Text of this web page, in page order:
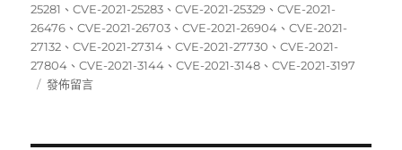
日
期:
25281 、CVE-2021-25283 、CVE-2021-25329 、CVE-2021-
26476 、CVE-2021-26703 、CVE-2021-26904 、CVE-2021-
27132 、CVE-2021-27314 、CVE-2021-27730 、CVE-2021-
27804 、CVE-2021-3144 、CVE-2021-3148 、CVE-2021-3197
在
發佈留言